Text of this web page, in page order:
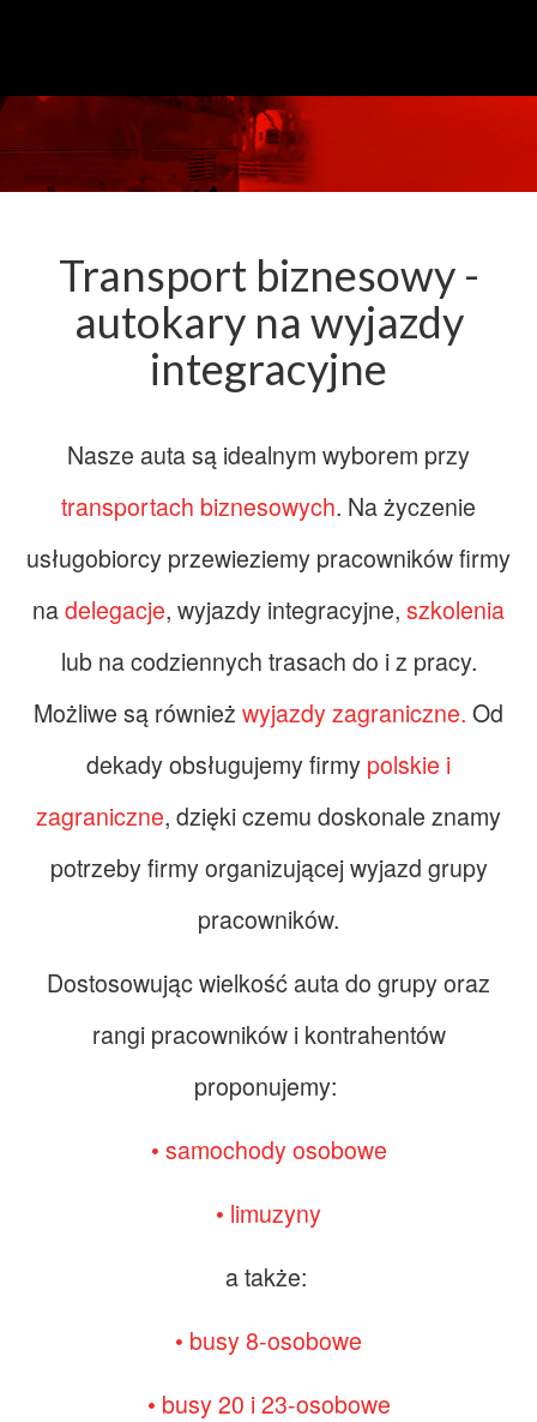
Transport biznesowy -
autokary na wyjazdy
integracyjne
Nasze auta są idealnym wyborem przy
transportach biznesowych. Na życzenie
usługobiorcy przewieziemy pracowników firmy
nadelegacje, wyjazdy integracyjne, szkolenia
lub na codziennych trasach do i z pracy.
Możliwe są również wyjazdy zagraniczne. Od
dekady obsługujemy firmy polskie i
zagraniczne, dzięki czemu doskonale znamy
potrzeby firmy organizującej wyjazd grupy
pracowników.
Dostosowując wielkość auta do grupy oraz
rangi pracowników i kontrahentów
proponujemy:
• samochody osobowe
• limuzyny
a także:
• busy 8-osobowe
• busy 20 i 23-osobowe